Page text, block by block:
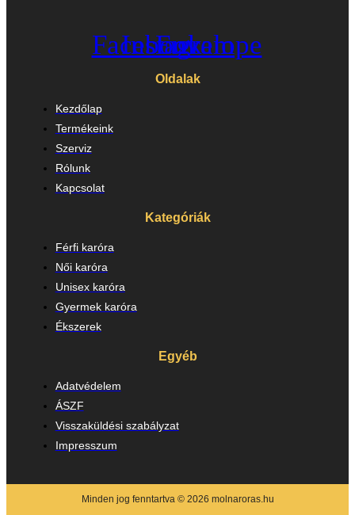
Facebook
Instagram
Envelope
Oldalak
Kezdőlap
Termékeink
Szerviz
Rólunk
Kapcsolat
Kategóriák
Férfi karóra
Női karóra
Unisex karóra
Gyermek karóra
Ékszerek
Egyéb
Adatvédelem
ÁSZF
Visszaküldési szabályzat
Impresszum
Minden jog fenntartva © 2026 molnaroras.hu